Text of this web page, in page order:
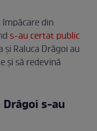
din
s-au certat public
Raluca Drăgoi au
și să redevină
Drăgoi s-au